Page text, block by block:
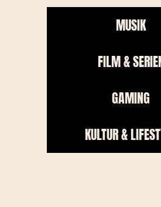
MUSIK
FILM &
GAMING
KULTUR &